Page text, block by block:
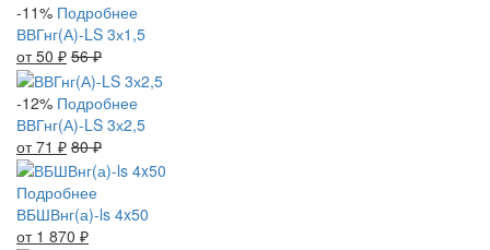
-11% Подробнее
ВВГнг(А)-LS 3х1,5
от 50 ₽ 56₽
-12% Подробнее
ВВГнг(А)-LS 3х2,5
от 71 ₽ 80₽
Подробнее
ВБШВнг(а)-ls 4x50
от 1 870 ₽